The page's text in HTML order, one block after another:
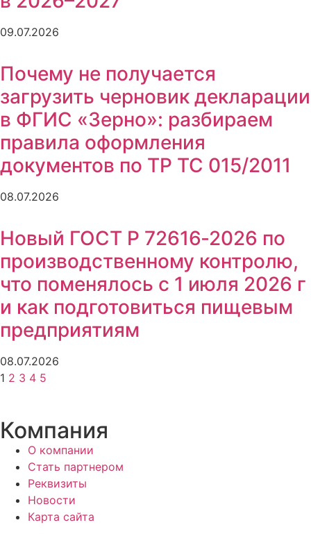
09.07.2026
Почему не получается
загрузить черновик декларации
в ФГИС «Зерно»: разбираем
правила оформления
документов по ТР ТС 015/2011
08.07.2026
Новый ГОСТ Р 72616‑2026 по
производственному контролю,
что поменялось с 1 июля 2026 г
и как подготовиться пищевым
предприятиям
08.07.2026
1 2 3 4 5
Компания
О компании
Стать партнером
Реквизиты
Новости
Карта сайта